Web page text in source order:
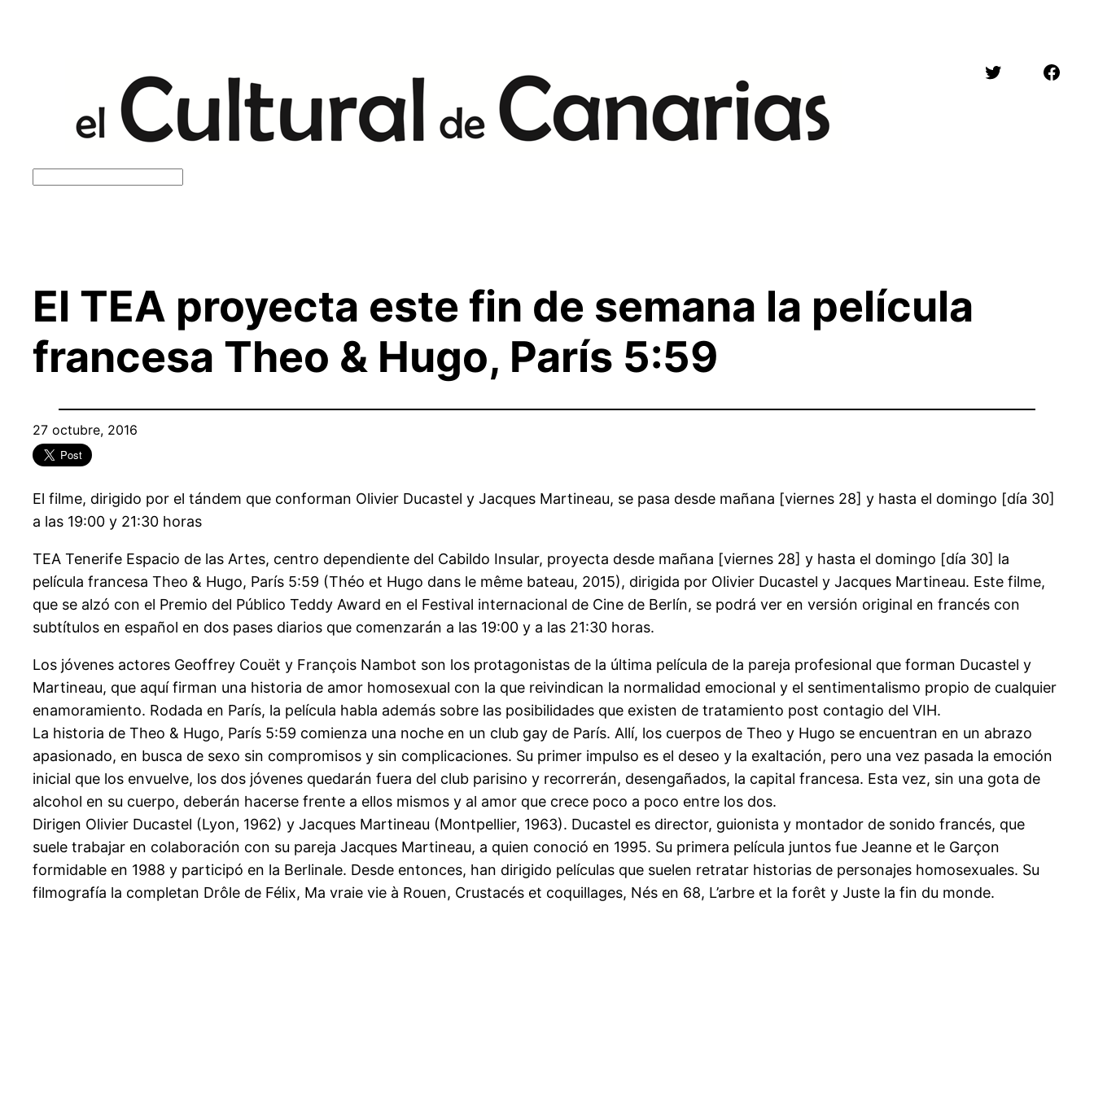
Twitter
El TEA proyecta este fin de semana la película
francesa Theo & Hugo, París 5:59
27 octubre, 2016
El filme, dirigido por el tándem que conforman Olivier Ducastel y Jacques Martineau, se pasa desde mañana [viernes 28] y hasta el domingo [día 30]
a las 19:00 y 21:30 horas
TEA Tenerife Espacio de las Artes, centro dependiente del Cabildo Insular, proyecta desde mañana [viernes 28] y hasta el domingo [día 30] la
película francesa Theo & Hugo, París 5:59 (Théo et Hugo dans le même bateau, 2015), dirigida por Olivier Ducastel y Jacques Martineau. Este filme,
que se alzó con el Premio del Público Teddy Award en el Festival internacional de Cine de Berlín, se podrá ver en versión original en francés con
subtítulos en español en dos pases diarios que comenzarán a las 19:00 y a las 21:30 horas.
Los jóvenes actores Geoffrey Couët y François Nambot son los protagonistas de la última película de la pareja profesional que forman Ducastel y
Martineau, que aquí firman una historia de amor homosexual con la que reivindican la normalidad emocional y el sentimentalismo propio de cualquier
enamoramiento. Rodada en París, la película habla además sobre las posibilidades que existen de tratamiento post contagio del VIH.
La historia de Theo & Hugo, París 5:59 comienza una noche en un club gay de París. Allí, los cuerpos de Theo y Hugo se encuentran en un abrazo
apasionado, en busca de sexo sin compromisos y sin complicaciones. Su primer impulso es el deseo y la exaltación, pero una vez pasada la emoción
inicial que los envuelve, los dos jóvenes quedarán fuera del club parisino y recorrerán, desengañados, la capital francesa. Esta vez, sin una gota de
alcohol en su cuerpo, deberán hacerse frente a ellos mismos y al amor que crece poco a poco entre los dos.
Dirigen Olivier Ducastel (Lyon, 1962) y Jacques Martineau (Montpellier, 1963). Ducastel es director, guionista y montador de sonido francés, que
suele trabajar en colaboración con su pareja Jacques Martineau, a quien conoció en 1995. Su primera película juntos fue Jeanne et le Garçon
formidable en 1988 y participó en la Berlinale. Desde entonces, han dirigido películas que suelen retratar historias de personajes homosexuales. Su
filmografía la completan Drôle de Félix, Ma vraie vie à Rouen, Crustacés et coquillages, Nés en 68, L’arbre et la forêt y Juste la fin du monde.